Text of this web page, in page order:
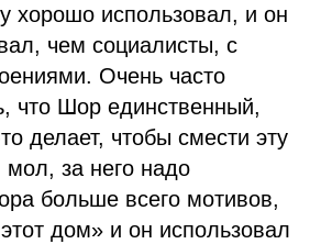
хорошо использовал, и он
чем социалисты, с
Очень часто
что Шор единственный,
делает, чтобы смести эту
мол, за него надо
больше всего мотивов,
дом» и он использовал